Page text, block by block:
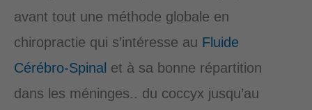
avant tout une méthode globale en
chiropractie qui s’intéresse au Fluide
Cérébro-Spinal et à sa bonne répartition
dans les méninges.. du coccyx jusqu’au